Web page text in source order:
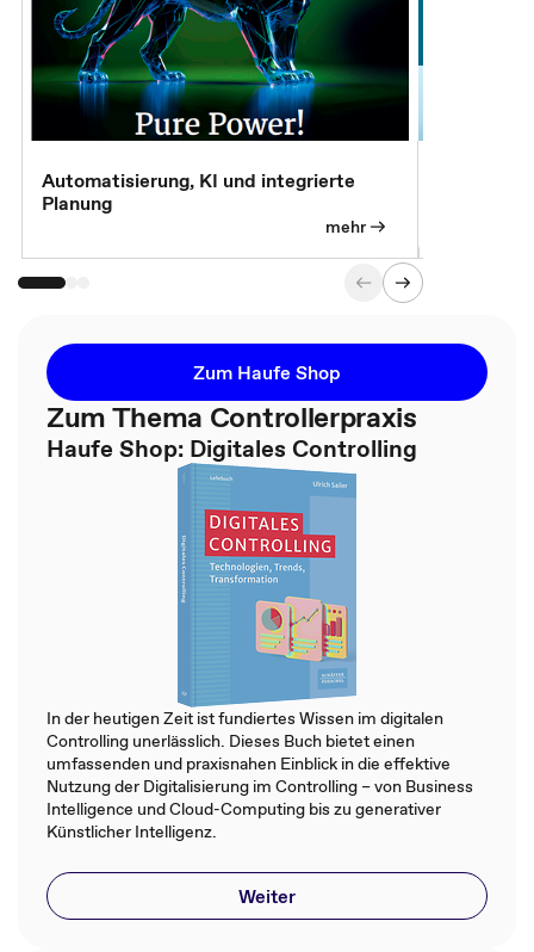
Automatisierung, KI und integrierte
Planung
mehr
Zum Haufe Shop
Zum Thema Controllerpraxis
Haufe Shop: Digitales Controlling
In der heutigen Zeit ist fundiertes Wissen im digitalen
Controlling unerlässlich. Dieses Buch bietet einen
umfassenden und praxisnahen Einblick in die effektive
Nutzung der Digitalisierung im Controlling – von Business
Intelligence und Cloud-Computing bis zu generativer
Künstlicher Intelligenz.
Weiter